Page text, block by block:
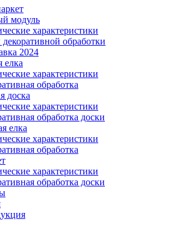
модуль
характеристики
обработки
2024
елка
характеристики
обработка
доска
характеристики
обработка доски
елка
характеристики
обработка
характеристики
обработка доски